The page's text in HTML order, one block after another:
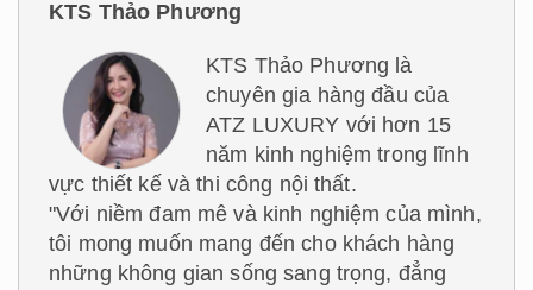
KTS Thảo Phương
KTS Thảo Phương là
chuyên gia hàng đầu của
ATZ LUXURY với hơn 15
năm kinh nghiệm trong lĩnh
vực thiết kế và thi công nội thất.
"Với niềm đam mê và kinh nghiệm của mình,
tôi mong muốn mang đến cho khách hàng
những không gian sống sang trọng, đẳng